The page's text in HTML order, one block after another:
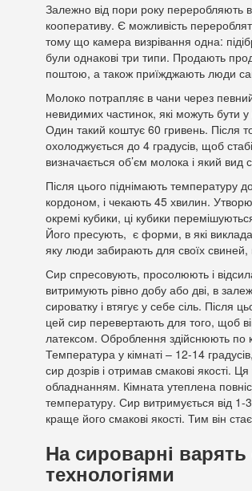
Залежно від пори року переробляють
кооперативу. Є можливість
тому що камера визрівання одна:
були однакові три типи. Продають
поштою, а також приїжджають люди
Молоко потрапляє в чани через певний
невидимих частинок, які можуть бути
Один такий коштує 60 гривень. Після
охолоджується до 4 градусів, щоб
визначається об’єм молока і який вид
Після цього піднімають температуру
кордоном, і чекають 45 хвилин.
окремі кубики, ці кубики
Його пресують, є форми, в які
яку люди забирають для своїх свиней,
Сир спресовують, просолюють і
витримують рівно добу або дві, в
сироватку і втягує у себе сіль. Після
цей сир перевертають для того, щоб
латексом. Оброблення здійснюють по
Температура у кімнаті – 12-14
сир дозрів і отримав смакові якості.
обладнанням. Кімната утеплена
температуру. Сир витримується від 1-
краще його смакові якості. Тим він
На сироварні
технологіями